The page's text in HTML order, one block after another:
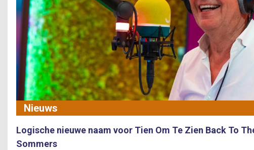
Nieuws
Logische nieuwe naam voor Tien Om Te Zien Back To
Sommers